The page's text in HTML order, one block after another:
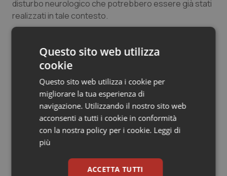
Salute orale & impianti
Tiroide
Tumore al seno
Tumore ovarico
Tumori del Polmone & Testa Collo
Tumori gastrointestinali
disturbo neurologico che potrebbero essere già stati
realizzati in tale contesto.
08 Luglio 2024
© Riproduzione riservata
Potrebbe interessarti in
Scienza e Farmaci
Questo sito web utilizza
cookie
Questo sito web utilizza i cookie per
migliorare la tua esperienza di
navigazione. Utilizzando il nostro sito web
acconsenti a tutti i cookie in conformità
con la nostra policy per i cookie. Leggi di
più
ACCETTA TUTTI